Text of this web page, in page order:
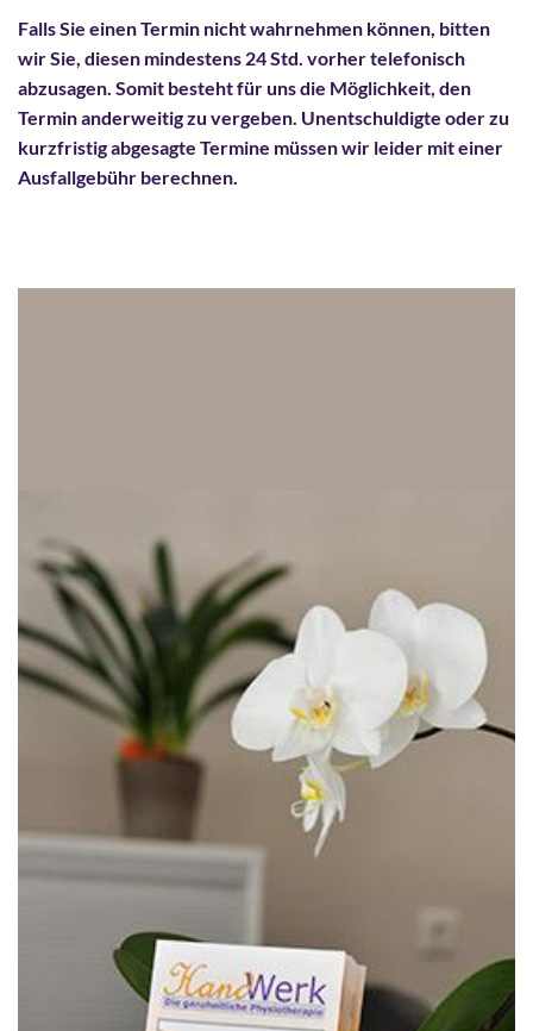
Falls Sie einen Termin nicht wahrnehmen können, bitten
wir Sie, diesen mindestens 24 Std. vorher telefonisch
abzusagen. Somit besteht für uns die Möglichkeit, den
Termin anderweitig zu vergeben. Unentschuldigte oder zu
kurzfristig abgesagte Termine müssen wir leider mit einer
Ausfallgebühr berechnen.